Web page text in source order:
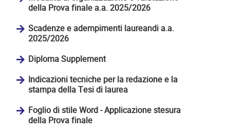
della Prova finale a.a. 2025/2026
Scadenze e adempimenti laureandi a.a.
2025/2026
Diploma Supplement
Indicazioni tecniche per la redazione e la
stampa della Tesi di laurea
Foglio di stile Word - Applicazione stesura
della Prova finale